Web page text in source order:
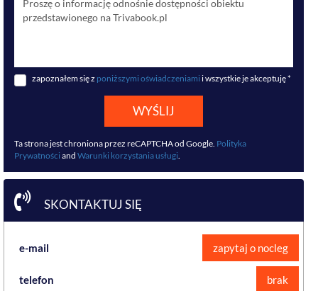
zapoznałem się z poniższymi oświadczeniami i wszystkie je akceptuję *
WYŚLIJ
Ta strona jest chroniona przez reCAPTCHA od Google. Polityka
Prywatności and Warunki korzystania usługi
SKONTAKTUJ SIĘ
e-mail zapytaj o nocleg
telefon brak